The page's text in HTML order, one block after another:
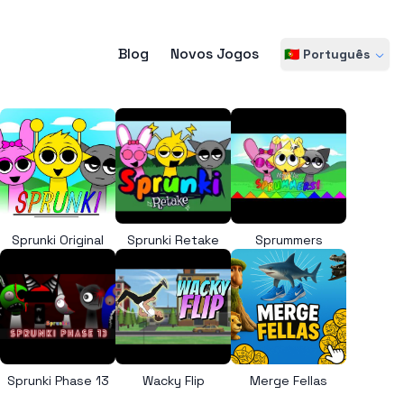
Blog Novos Jogos 🇵🇹 Português
Sprunki Original Sprunki Retake Sprummers
Sprunki Phase 13 Wacky Flip Merge Fellas